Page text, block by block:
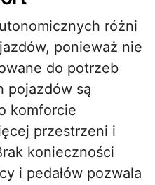
różni
ponieważ nie
do potrzeb
pojazdów są
komforcie
przestrzeni i
konieczności
i pedałów pozwala